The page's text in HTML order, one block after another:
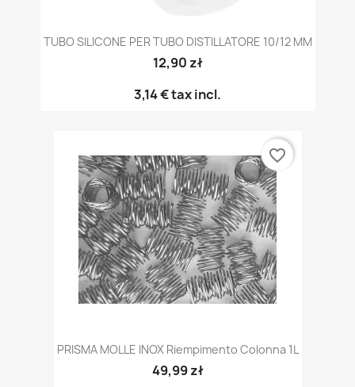
TUBO SILICONE PER TUBO DISTILLATORE 10/12 MM
12,90 zł
3,14 €tax incl.
PRISMA MOLLE INOX Riempimento Colonna 1L
49,99 zł
favorite_border